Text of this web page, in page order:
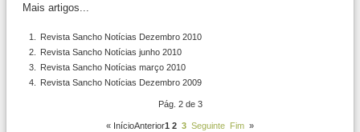
Mais artigos...
Revista Sancho Notícias Dezembro 2010
Revista Sancho Notícias junho 2010
Revista Sancho Notícias março 2010
Revista Sancho Notícias Dezembro 2009
Pág. 2 de 3
« InícioAnterior1 2 3 Seguinte Fim »